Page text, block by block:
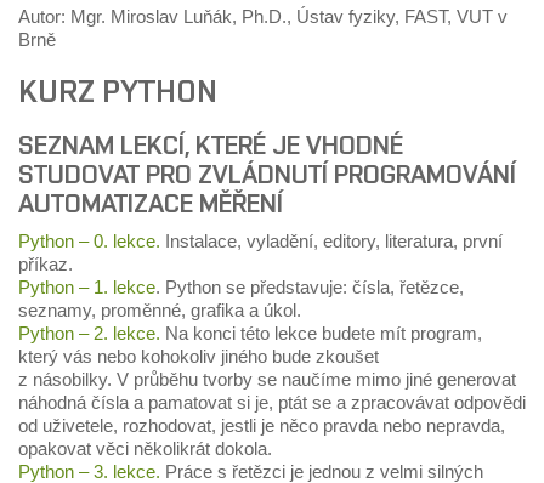
Autor: Mgr. Miroslav Luňák, Ph.D., Ústav fyziky, FAST, VUT v
Brně
KURZ PYTHON
SEZNAM LEKCÍ, KTERÉ JE VHODNÉ
STUDOVAT PRO ZVLÁDNUTÍ PROGRAMOVÁNÍ
AUTOMATIZACE MĚŘENÍ
Python – 0. lekce. Instalace, vyladění, editory, literatura, první
příkaz.
Python – 1. lekce. Python se představuje: čísla, řetězce,
seznamy, proměnné, grafika a úkol.
Python – 2. lekce. Na konci této lekce budete mít program,
který vás nebo kohokoliv jiného bude zkoušet
z násobilky. V průběhu tvorby se naučíme mimo jiné generovat
náhodná čísla a pamatovat si je, ptát se a zpracovávat odpovědi
od uživetele, rozhodovat, jestli je něco pravda nebo nepravda,
opakovat věci několikrát dokola.
Python – 3. lekce. Práce s řetězci je jednou z velmi silných